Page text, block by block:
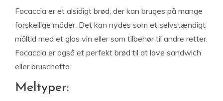
Focaccia er et alsidigt brød, der kan bruges på mange
forskellige måder. Det kan nydes som et selvstændigt
måltid med et glas vin eller som tilbehør til andre retter.
Focaccia er også et perfekt brød til at lave sandwich
eller bruschetta.
Meltyper: